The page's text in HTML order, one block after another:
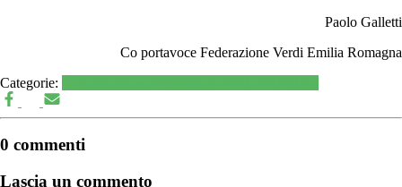
Paolo Galletti
Co portavoce Federazione Verdi Emilia Romagna
Categorie:
0 commenti
Lascia un commento